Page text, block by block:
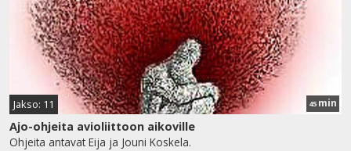
Jakso: 11 45 min
Ajo-ohjeita avioliittoon aikoville
Ohjeita antavat Eija ja Jouni Koskela.